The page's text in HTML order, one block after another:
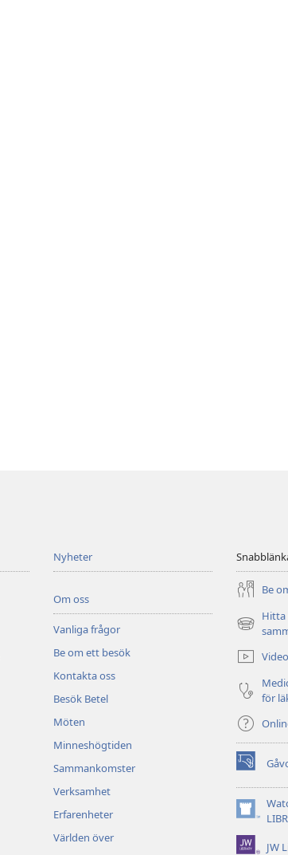
Nyheter
Om oss
Vanliga frågor
Be om ett besök
Kontakta oss
Besök Betel
Möten
Minneshögtiden
Sammankomster
Verksamhet
Erfarenheter
Världen över
Be
Hitta
(öppnar
fönster)
för
(öppnar
nytt
fönster)
(öppnar
nytt
fönster)JW